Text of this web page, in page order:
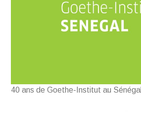
40 ans de Goethe-Institut au Sénégal